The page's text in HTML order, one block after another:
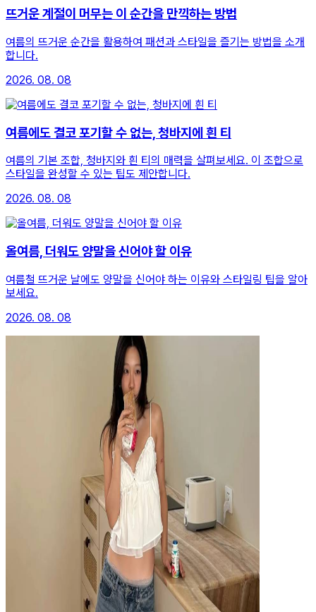
뜨거운 계절이 머무는 이 순간을 만끽하는 방법
여름의 뜨거운 순간을 활용하여 패션과 스타일을 즐기는 방법을 소개
합니다.
2026. 08. 08
여름에도 결코 포기할 수 없는, 청바지에 흰 티
여름의 기본 조합, 청바지와 흰 티의 매력을 살펴보세요. 이 조합으로
스타일을 완성할 수 있는 팁도 제안합니다.
2026. 08. 08
올여름, 더워도 양말을 신어야 할 이유
여름철 뜨거운 날에도 양말을 신어야 하는 이유와 스타일링 팁을 알아
보세요.
2026. 08. 08